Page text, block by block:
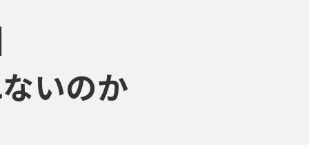
いのか